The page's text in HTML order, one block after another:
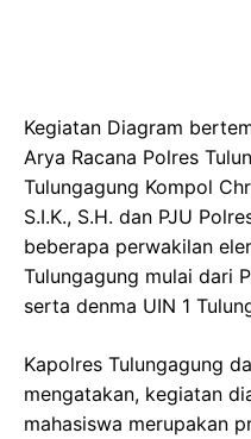
Kegiatan Diagram
Arya Racana Polres
Tulungagung Kompol
S.I.K., S.H. dan PJU
beberapa perwakilan
Tulungagung mulai dari
serta denma UIN 1
Kapolres Tulungagung
mengatakan, kegiatan
mahasiswa merupakan